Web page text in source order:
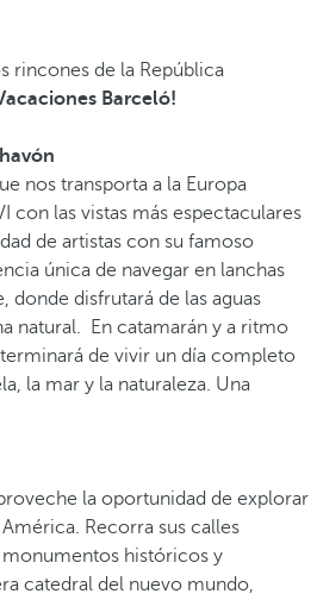
rincones de la República
Barceló!
nos transporta a la Europa
con las vistas más espectaculares
de artistas con su famoso
única de navegar en lanchas
donde disfrutará de las aguas
natural. En catamarán y a ritmo
de vivir un día completo
la mar y la naturaleza. Una
la oportunidad de explorar
Recorra sus calles
históricos y
catedral del nuevo mundo,